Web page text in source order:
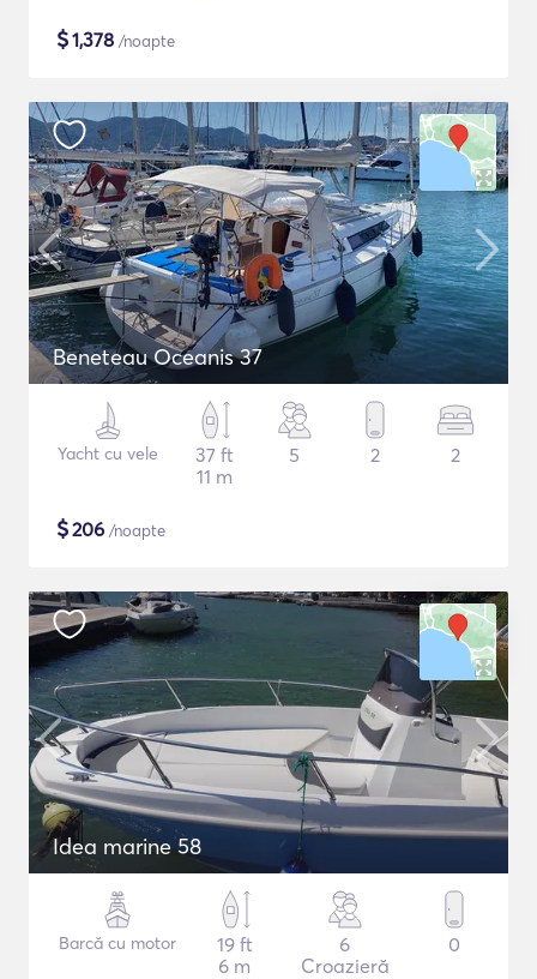
$1,378 /noapte
Beneteau Oceanis 37
Yacht cu vele
37 ft
11 m
5 2 2
$206 /noapte
Idea marine 58
Barcă cu motor
19 ft
6 m
6
Croazieră
0